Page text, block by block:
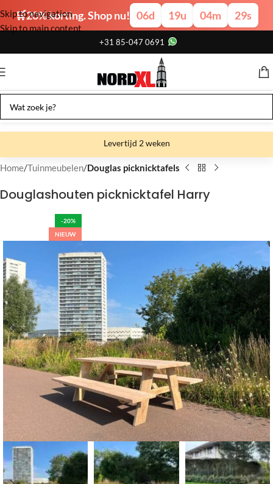
🛒20% korting. Shop nu! 06d 19u 04m 28s
Skip to navigation
Skip to main content
+31 85-047 0691
Levertijd 2 weken
Gratis verzending
Gratis afhalen
Home Tuinmeubelen Douglas picknicktafels
Douglashouten picknicktafel Harry
-20%
NIEUW